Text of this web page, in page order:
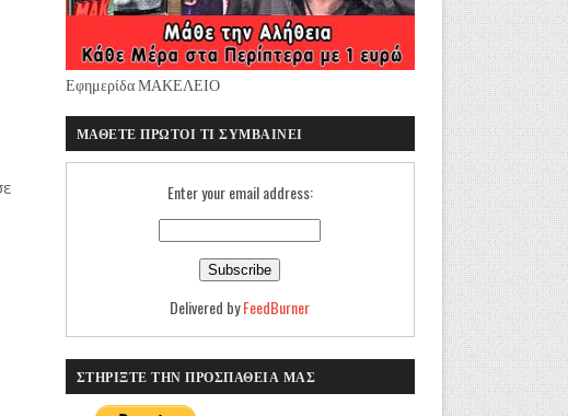
Εφημερίδα ΜΑΚΕΛΕΙΟ
ΜΑΘΕΤΕ ΠΡΩΤΟΙ ΤΙ ΣΥΜΒΑΙΝΕΙ
Enter your email address:
Delivered byFeedBurner
ΣΤΗΡΙΞΤΕ ΤΗΝ ΠΡΟΣΠΑΘΕΙΑ ΜΑΣ